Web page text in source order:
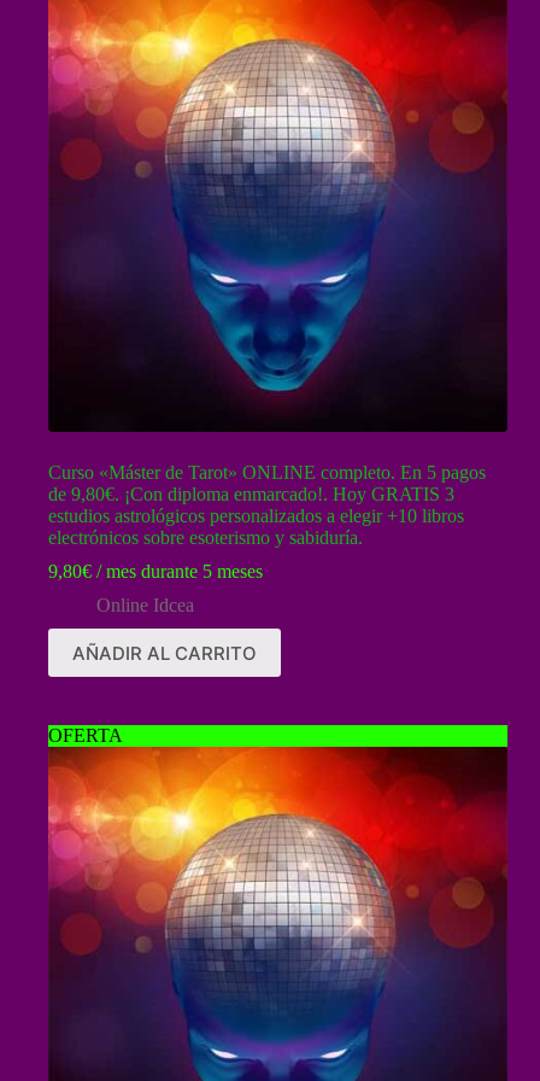
Curso «Máster de Tarot» ONLINE completo. En 5 pagos
de 9,80€. ¡Con diploma enmarcado!. Hoy GRATIS 3
estudios astrológicos personalizados a elegir +10 libros
electrónicos sobre esoterismo y sabiduría.
9,80€ / mes durante 5 meses
Online Idcea
AÑADIR AL CARRITO
OFERTA